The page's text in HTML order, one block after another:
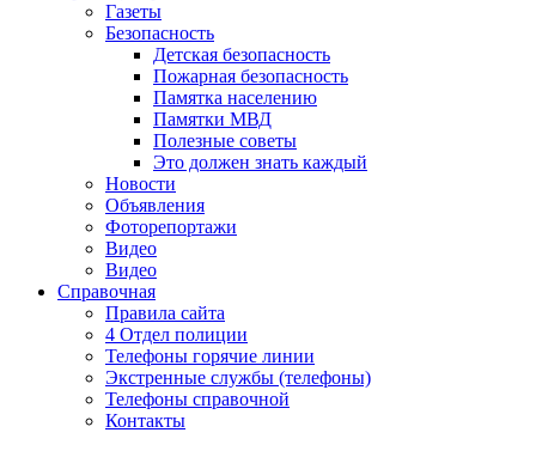
Газеты
Безопасность
Детская безопасность
Пожарная безопасность
Памятка населению
Памятки МВД
Полезные советы
Это должен знать каждый
Новости
Объявления
Фоторепортажи
Видео
Видео
Справочная
Правила сайта
4 Отдел полиции
Телефоны горячие линии
Экстренные службы (телефоны)
Телефоны справочной
Контакты